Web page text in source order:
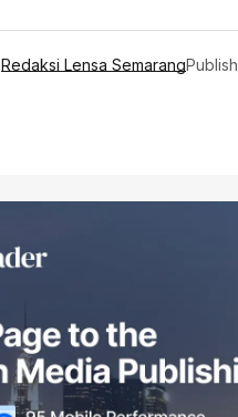
Redaksi Lensa Semarang